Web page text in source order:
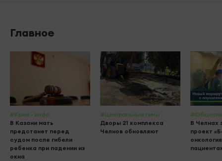
Главное
#Крим - инфо
В Казани мать
предстанет перед
судом после гибели
ребенка при падении из
окна
#Центральные темы
Дворы 21 комплекса
Челнов обновляют
В Челнах
проект